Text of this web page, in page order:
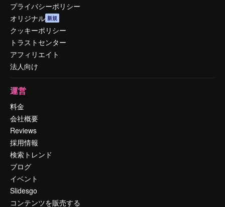
プライバシーポリシー
オリジナル 新規
クッキーポリシー
トラストセンター
アフィリエイト
法人向け
運営
料金
会社概要
Reviews
採用情報
検索トレンド
ブログ
イベント
Slidesgo
コンテンツを販売する